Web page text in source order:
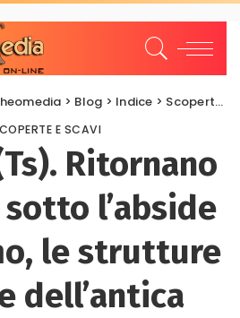
> Blog > Indice > Scoperte e scavi
E SCAVI
Ritornano
l’abside
le strutture
dell’antica